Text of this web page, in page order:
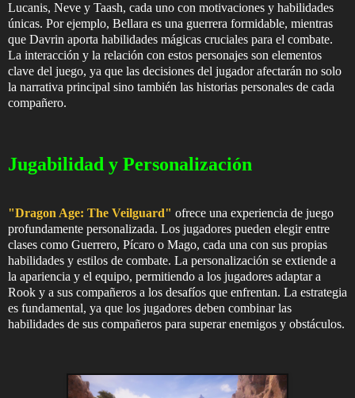
Lucanis, Neve y Taash, cada uno con motivaciones y habilidades
únicas. Por ejemplo, Bellara es una guerrera formidable, mientras
que Davrin aporta habilidades mágicas cruciales para el combate.
La interacción y la relación con estos personajes son elementos
clave del juego, ya que las decisiones del jugador afectarán no solo
la narrativa principal sino también las historias personales de cada
compañero.
Jugabilidad y Personalización
"Dragon Age: The Veilguard" ofrece una experiencia de juego
profundamente personalizada. Los jugadores pueden elegir entre
clases como Guerrero, Pícaro o Mago, cada una con sus propias
habilidades y estilos de combate. La personalización se extiende a
la apariencia y el equipo, permitiendo a los jugadores adaptar a
Rook y a sus compañeros a los desafíos que enfrentan. La estrategia
es fundamental, ya que los jugadores deben combinar las
habilidades de sus compañeros para superar enemigos y obstáculos.